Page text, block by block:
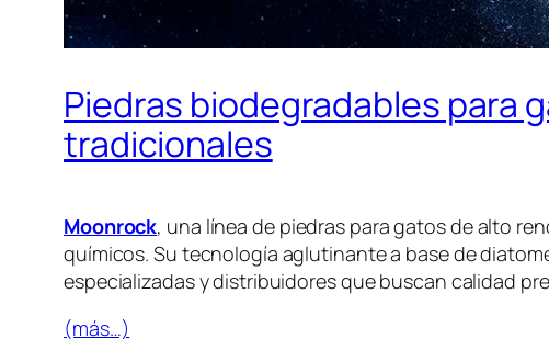
Piedras biodegradables para
tradicionales
Moonrock, una línea de piedras para gatosde alto
químicos. Su tecnología aglutinante a base de
especializadas y distribuidores que buscan calidad
(más…)